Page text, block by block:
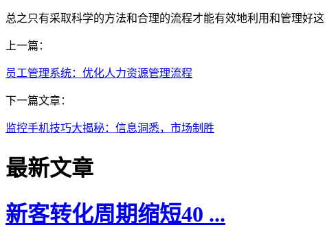
总之只有采取科学的方法和合理的流程才能有效地利用和管理好
上一篇：
员工管理系统：优化人力资源管理流程
下一篇文章：
监控手机技巧大揭秘：信息洞悉，市场制胜
最新文章
新客转化周期缩短40 ...